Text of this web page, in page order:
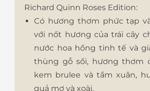
Richard Quinn Roses Edition:
Có hương thơm phức tạp
với nốt hương của trái cây
nước hoa hồng tinh tế và
thùng gỗ sồi, hương thơm
kem brulee và tầm xuân,
quả mơ và xoài.